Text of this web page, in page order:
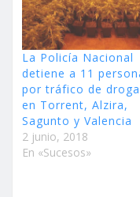
La Policía Nacional
detiene a 11
por tráfico de
en Torrent, Alzira,
Sagunto y Valencia
2 junio, 2018
En «Sucesos»